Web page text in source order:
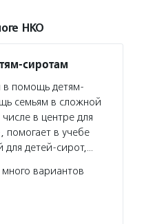
НКО
сиротам
помощь детям-
семьям в сложной
в центре для
помогает в учебе
детей-сирот,…
вариантов